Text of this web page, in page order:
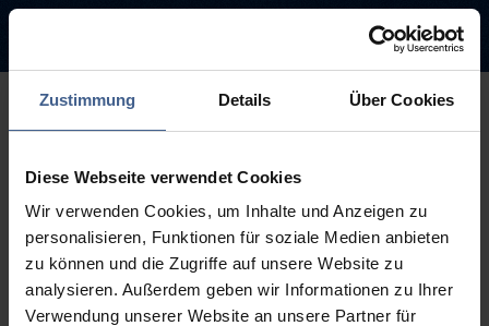
Zustimmung Details Über Cookies
Diese Webseite verwendet Cookies
Wir verwenden Cookies, um Inhalte und Anzeigen zu
personalisieren, Funktionen für soziale Medien anbieten
zu können und die Zugriffe auf unsere Website zu
analysieren. Außerdem geben wir Informationen zu Ihrer
Verwendung unserer Website an unsere Partner für
Sorry, this page is not
available.
The link you followed may be broken or the page may have been
removed.